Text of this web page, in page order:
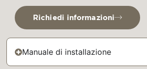
Richiedi informazioni
Manuale di installazione